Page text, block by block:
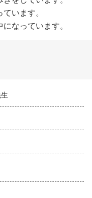
います。
なっています。